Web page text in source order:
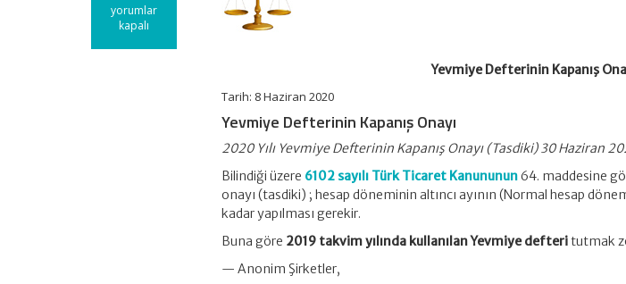
Yevmiye
Defterinin
yorumlar
kapalı
Yevmiye Defterinin Kapanış
Tarih: 8 Haziran 2020
Yevmiye Defterinin Kapanış Onayı
2020 Yılı Yevmiye Defterinin Kapanış Onayı (Tasdiki) 30 Haziran
Bilindiği üzere 6102 sayılı Türk Ticaret Kanununun64. maddesine
onayı (tasdiki) ; hesap döneminin altıncı ayının (Normal hesap
kadar yapılması gerekir.
Buna göre 2019 takvim yılında kullanılan Yevmiye defteritutmak
— Anonim Şirketler,